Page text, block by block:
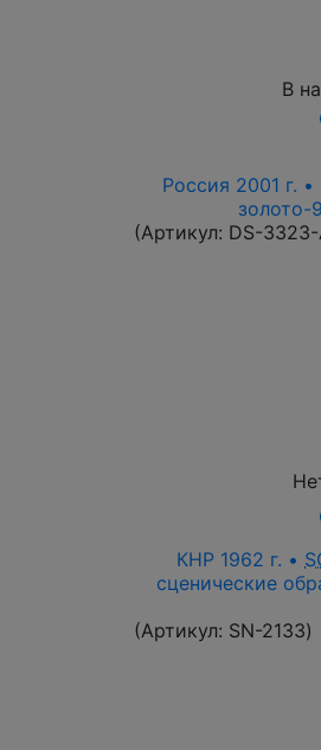
В
Россия 2001 г.
золото-
(Артикул: DS-
КНР 1962 г. •
сценические
(Артикул: SN-2133)